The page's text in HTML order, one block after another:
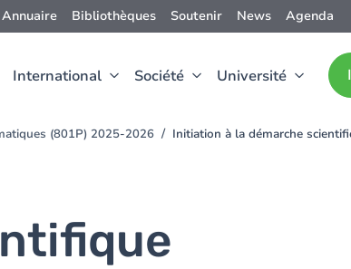
Annuaire Bibliothèques Soutenir News Agenda
International Société Université
(801P) 2025-2026 Initiation à la démarche